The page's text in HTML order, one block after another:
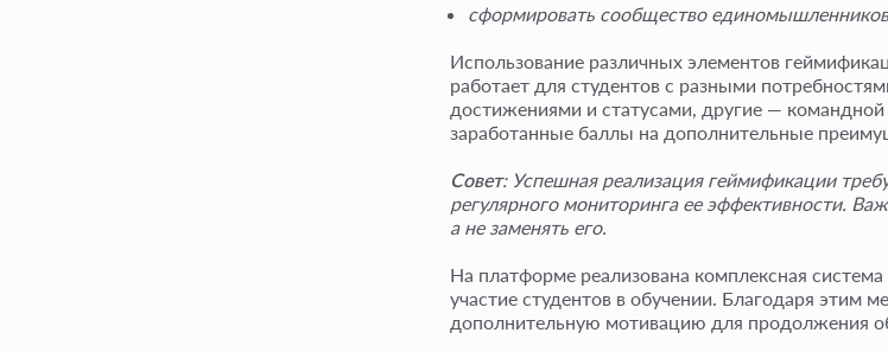
сформировать сообщество
Использование различных элементов
работает для студентов с разными
достижениями и статусами, другие —
заработанные баллы на дополнительные
Совет: Успешная реализация геймификации
регулярного мониторинга ее эффективности.
а не заменять его.
На платформе реализована комплексная
участие студентов в обучении. Благодаря этим
дополнительную мотивацию для продолжения